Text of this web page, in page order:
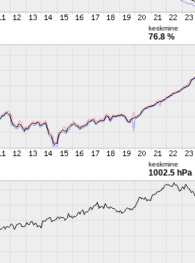
keskmine
76.8 %
keskmine
1002.5 hPa